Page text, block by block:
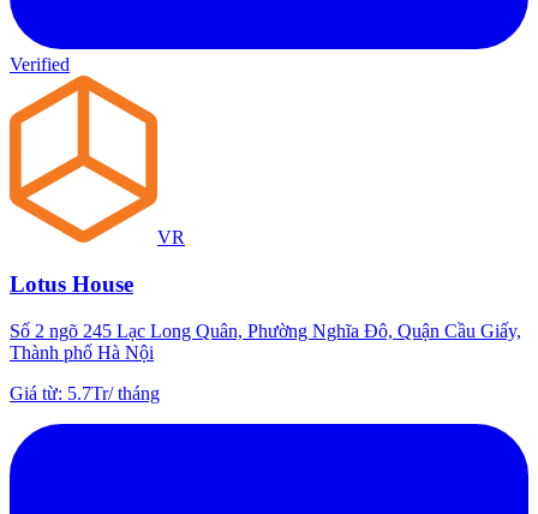
Verified
VR
Lotus House
Số 2 ngõ 245 Lạc Long Quân, Phường Nghĩa Đô, Quận Cầu Giấy,
Thành phố Hà Nội
Giá từ: 5.7Tr/tháng